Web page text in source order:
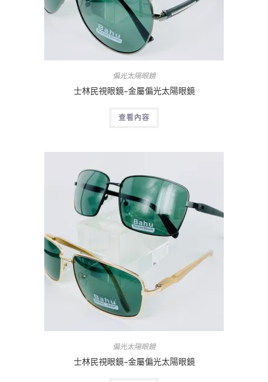
偏光太陽眼鏡
士林民視眼鏡–金屬偏光太陽眼鏡
查看內容
偏光太陽眼鏡
士林民視眼鏡–金屬偏光太陽眼鏡